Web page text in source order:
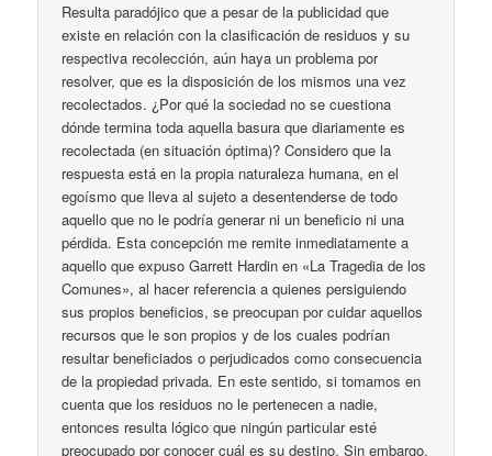
Resulta paradójico que a pesar de la publicidad que
existe en relación con la clasificación de residuos y su
respectiva recolección, aún haya un problema por
resolver, que es la disposición de los mismos una vez
recolectados. ¿Por qué la sociedad no se cuestiona
dónde termina toda aquella basura que diariamente es
recolectada (en situación óptima)? Considero que la
respuesta está en la propia naturaleza humana, en el
egoísmo que lleva al sujeto a desentenderse de todo
aquello que no le podría generar ni un beneficio ni una
pérdida. Esta concepción me remite inmediatamente a
aquello que expuso Garrett Hardin en «La Tragedia de los
Comunes», al hacer referencia a quienes persiguiendo
sus propios beneficios, se preocupan por cuidar aquellos
recursos que le son propios y de los cuales podrían
resultar beneficiados o perjudicados como consecuencia
de la propiedad privada. En este sentido, si tomamos en
cuenta que los residuos no le pertenecen a nadie,
entonces resulta lógico que ningún particular esté
preocupado por conocer cuál es su destino. Sin embargo,